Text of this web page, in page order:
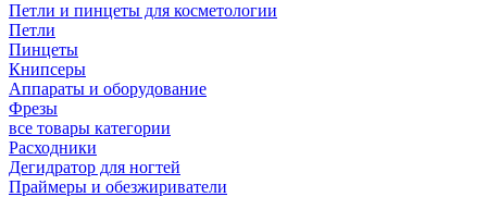
Петли и пинцеты для косметологии
Петли
Пинцеты
Книпсеры
Аппараты и оборудование
Фрезы
все товары категории
Расходники
Дегидратор для ногтей
Праймеры и обезжириватели